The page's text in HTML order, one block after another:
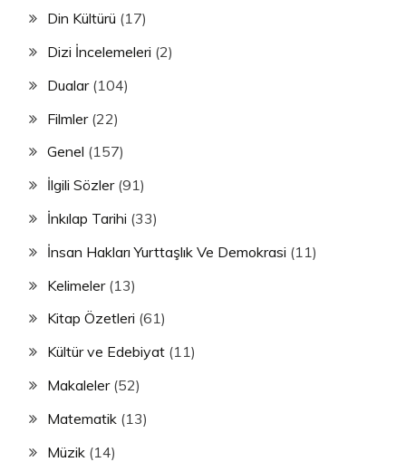
Din Kültürü (17)
Dizi İncelemeleri (2)
Dualar(104)
Filmler(22)
Genel (157)
İlgili Sözler(91)
İnkılap Tarihi (33)
İnsan Hakları Yurttaşlık Ve Demokrasi (11)
Kelimeler(13)
Kitap Özetleri (61)
Kültür ve Edebiyat (11)
Makaleler(52)
Matematik (13)
Müzik (14)